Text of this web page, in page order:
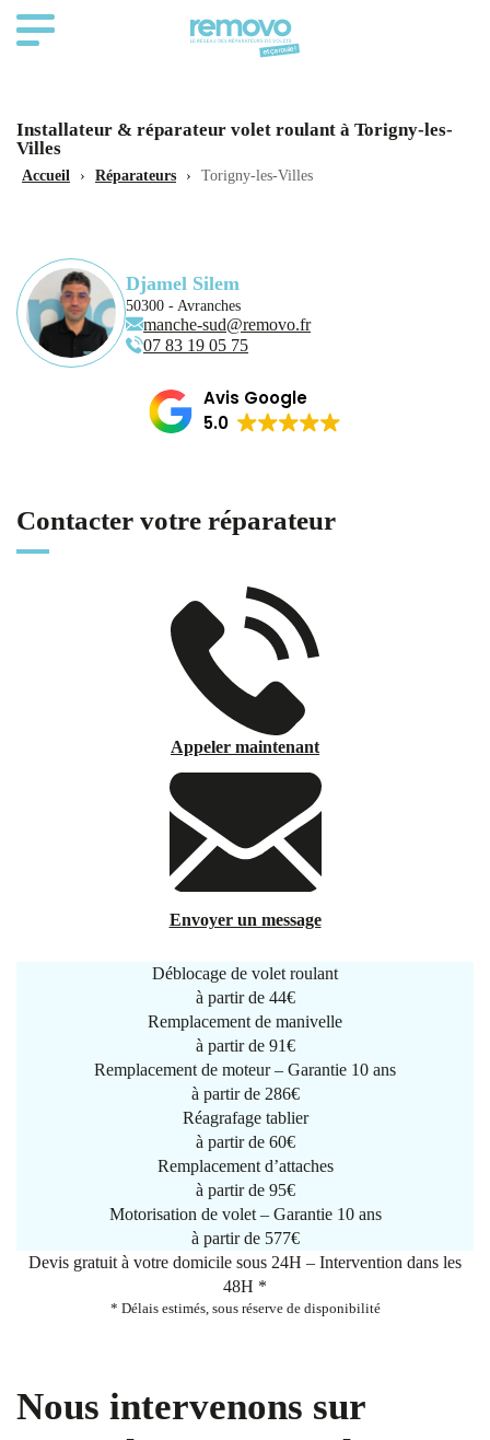
Installateur & réparateur volet roulant à Torigny-les-
Villes
Accueil › Réparateurs › Torigny-les-Villes
Djamel Silem
50300 - Avranches
manche-sud@removo.fr
07 83 19 05 75
Avis Google
5.0
Contacter votre réparateur
Appeler maintenant
Envoyer un message
Déblocage de volet roulant
à partir de 44€
Remplacement de manivelle
à partir de 91€
Remplacement de moteur – Garantie 10 ans
à partir de 286€
Réagrafage tablier
à partir de 60€
Remplacement d’attaches
à partir de 95€
Motorisation de volet – Garantie 10 ans
à partir de 577€
Devis gratuit à votre domicile sous 24H – Intervention dans les
48H *
* Délais estimés, sous réserve de disponibilité
Nous intervenons sur